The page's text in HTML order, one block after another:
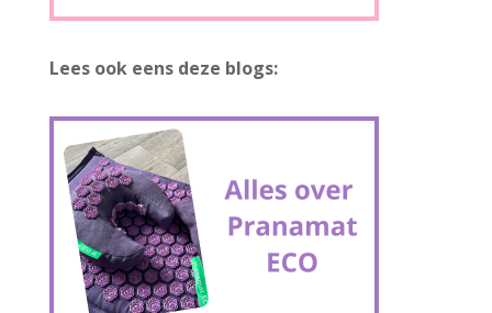
Lees ook eens deze blogs: